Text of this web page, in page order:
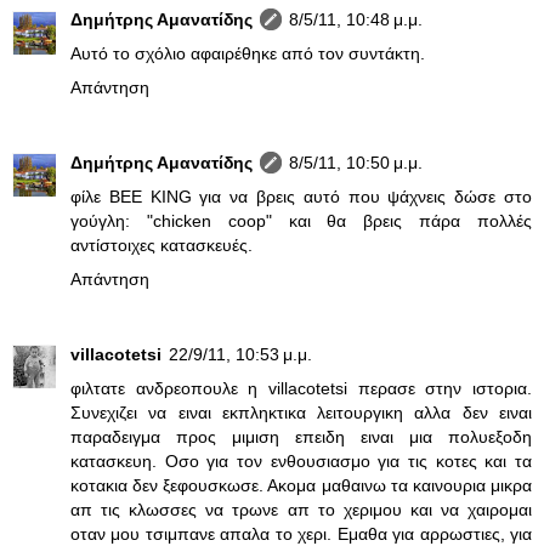
Δημήτρης Αμανατίδης
8/5/11, 10:48 μ.μ.
Αυτό το σχόλιο αφαιρέθηκε από τον συντάκτη.
Απάντηση
Δημήτρης Αμανατίδης
8/5/11, 10:50 μ.μ.
φίλε BEE KING για να βρεις αυτό που ψάχνεις δώσε στο
γούγλη: "chicken coop" και θα βρεις πάρα πολλές
αντίστοιχες κατασκευές.
Απάντηση
villacotetsi 22/9/11, 10:53 μ.μ.
φιλτατε ανδρεοπουλε η villacotetsi περασε στην ιστορια.
Συνεχιζει να ειναι εκπληκτικα λειτουργικη αλλα δεν ειναι
παραδειγμα προς μιμιση επειδη ειναι μια πολυεξοδη
κατασκευη. Οσο για τον ενθουσιασμο για τις κοτες και τα
κοτακια δεν ξεφουσκωσε. Ακομα μαθαινω τα καινουρια μικρα
απ τις κλωσσες να τρωνε απ το χεριμου και να χαιρομαι
οταν μου τσιμπανε απαλα το χερι. Εμαθα για αρρωστιες, για